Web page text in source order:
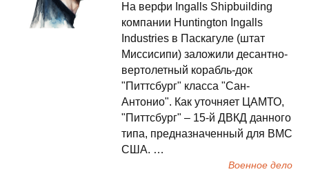
На верфи Ingalls Shipbuilding
компании Huntington Ingalls
Industries в Паскагуле (штат
Миссисипи) заложили десантно-
вертолетный корабль-док
"Питтсбург" класса "Сан-
Антонио". Как уточняет ЦАМТО,
"Питтсбург" – 15-й ДВКД данного
типа, предназначенный для ВМС
США. …
Военное дело